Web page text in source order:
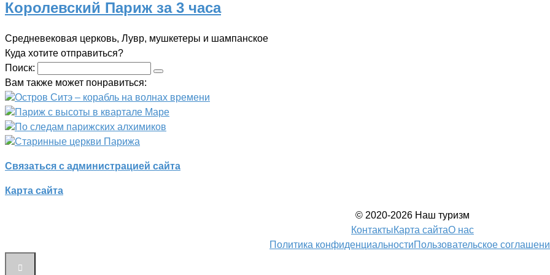
Королевский Париж за 3 часа
Средневековая церковь, Лувр, мушкетеры и шампанское
Куда хотите отправиться?
Поиск:
Вам также может понравиться:
Остров Ситэ – корабль на волнах времени
Париж с высоты в квартале Маре
По следам парижских алхимиков
Старинные церкви Парижа
Связаться с администрацией сайта
Карта сайта
© 2020-2026 Наш туризм
КонтактыКарта сайтаО нас
Политика конфиденциальностиПользовательское